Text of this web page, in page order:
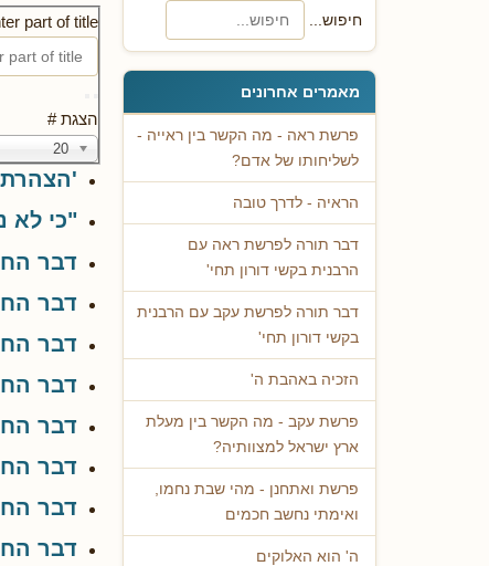
חיפוש...
מאמרים אחרונים
פרשת ראה - מה הקשר בין ראייה -
לשליחותו של אדם?
הראיה - לדרך טובה
דבר תורה לפרשת ראה עם
הרבנית בקשי דורון תחי'
דבר תורה לפרשת עקב עם הרבנית
בקשי דורון תחי'
הזכיה באהבת ה'
פרשת עקב - מה הקשר בין מעלת
ארץ ישראל למצוותיה?
פרשת ואתחנן - מהי שבת נחמו,
ואימתי נחשב חכמים
ה' הוא האלוקים
part of title
הצגת #
20
"כי לא
דבר
דבר
דבר
דבר
דבר
דבר
דבר
דבר